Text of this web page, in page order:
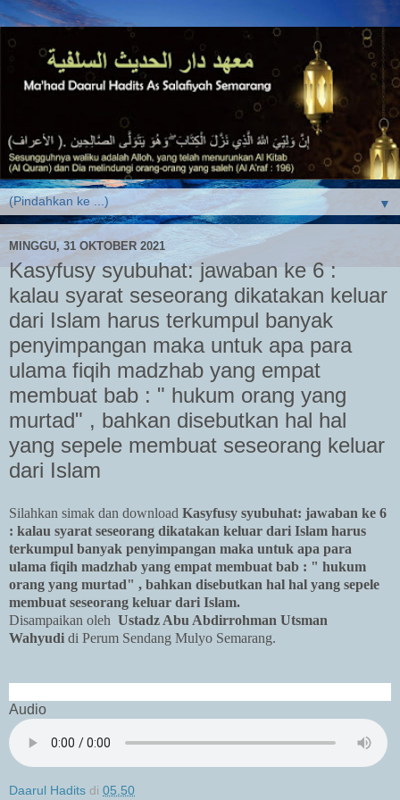
▼
MINGGU, 31 OKTOBER 2021
Kasyfusy syubuhat: jawaban ke 6 :
kalau syarat seseorang dikatakan keluar
dari Islam harus terkumpul banyak
penyimpangan maka untuk apa para
ulama fiqih madzhab yang empat
membuat bab : " hukum orang yang
murtad" , bahkan disebutkan hal hal
yang sepele membuat seseorang keluar
dari Islam
Silahkan simak dan download Kasyfusy syubuhat: jawaban ke 6
: kalau syarat seseorang dikatakan keluar dari Islam harus
terkumpul banyak penyimpangan maka untuk apa para
ulama fiqih madzhab yang empat membuat bab : " hukum
orang yang murtad" , bahkan disebutkan hal hal yang sepele
membuat seseorang keluar dari Islam.
Disampaikan oleh Ustadz Abu Abdirrohman Utsman
Wahyudi di Perum Sendang Mulyo Semarang.
Audio
Daarul Hadits di 05.50